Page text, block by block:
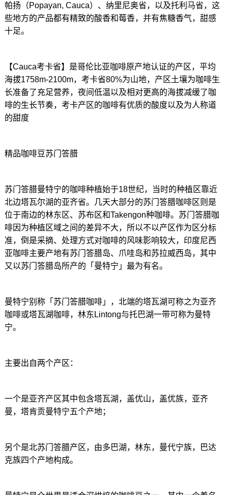
帕扬（Popayan, Cauca）、纳里尼奥省，以及托利马省，这
些地方的产品都有精致的酸香和莓香，并有焦糖香气，甜感
十足。
【Cauca考卡省】是哥伦比亚咖啡原产地认证的产区，平均
海拔1758m-2100m，考卡省80%为山地，产区土壤为咖啡生
长准备了充足营养，夜间低温以及相对更高的海拔减缓了咖
啡的生长节奏，考卡产区的咖啡有优质的酸度以及为人称道
的甜度
精品咖啡豆苏门答腊
苏门答腊曼特宁的咖啡种植始于18世纪，当时的种植区靠近
北边塔瓦尔湖的亚齐省。几天大部分的苏门答腊咖啡区则是
位于南边的林东区、苏布区和Takengon种咖啡。苏门答腊咖
啡因为种植区域之间的差异不大，所以不以产区作为区分标
准，倒是采摘、处理方式对咖啡的风味影响较大，印度尼西
亚咖啡主要产地有苏门答腊岛、爪哇岛和苏拉威西岛，其中
又以苏门答腊岛所产的「曼特宁」最为有名。
曼特宁别称「苏门答腊咖啡」，北端的塔瓦湖可称之为亚齐
咖啡或塔瓦湖咖啡，林东Lintong与托巴湖一带可称为曼特
宁。
主要出自两个产区：
一个是亚齐产区其中包含塔瓦湖，盖优山，盖优族，亚齐
曼，塔肯贡曼特宁五个产地；
另个是北苏门答腊产区，由多巴湖，林东，曼代宁族，巴达
克族四个产地构成。